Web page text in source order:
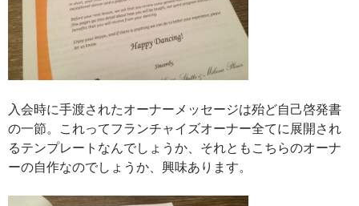
入会時に手渡されたオーナーメッセージは殆ど自己啓発書
の一節。これってフランチャイズオーナー全てに展開され
るテンプレートなんでしょうか、それともこちらのオーナ
ーの自作なのでしょうか、興味あります。